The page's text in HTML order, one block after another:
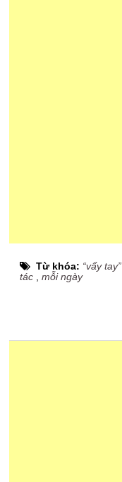
Từ khóa: “vẩy tay”
tác ,mỗi ngày